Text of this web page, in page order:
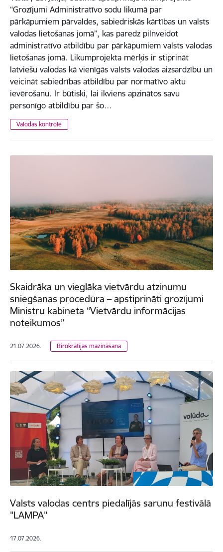
“Grozījumi Administratīvo sodu likumā par
pārkāpumiem pārvaldes, sabiedriskās kārtības un valsts
valodas lietošanas jomā”, kas paredz pilnveidot
administratīvo atbildību par pārkāpumiem valsts valodas
lietošanas jomā. Likumprojekta mērķis ir stiprināt
latviešu valodas kā vienīgās valsts valodas aizsardzību un
veicināt sabiedrības atbildību par normatīvo aktu
ievērošanu. Ir būtiski, lai ikviens apzinātos savu
personīgo atbildību par šo…
Valodas kontrole
Skaidrāka un vieglāka vietvārdu atzinumu
sniegšanas procedūra – apstiprināti grozījumi
Ministru kabineta “Vietvārdu informācijas
noteikumos”
21.07.2026. Birokrātijas mazināšana
Valsts valodas centrs piedalījās sarunu festivālā
"LAMPA"
17.07.2026.